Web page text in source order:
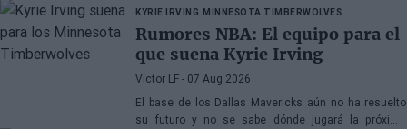
pívot podría ser el siguiente
KYRIE IRVING MINNESOTA TIMBERWOLVES
Rumores NBA: El equipo para el
que suena Kyrie Irving
Víctor LF - 07 Aug 2026
El base de los Dallas Mavericks aún no ha resuelto
su futuro y no se sabe dónde jugará la próxima